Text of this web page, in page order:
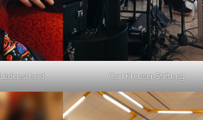
Carl Kreuser Stiftung